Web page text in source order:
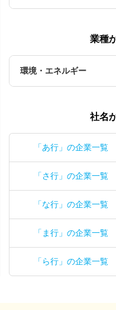
業種
環境・エネルギー
社名
「あ行」の企業一覧
「さ行」の企業一覧
「な行」の企業一覧
「ま行」の企業一覧
「ら行」の企業一覧